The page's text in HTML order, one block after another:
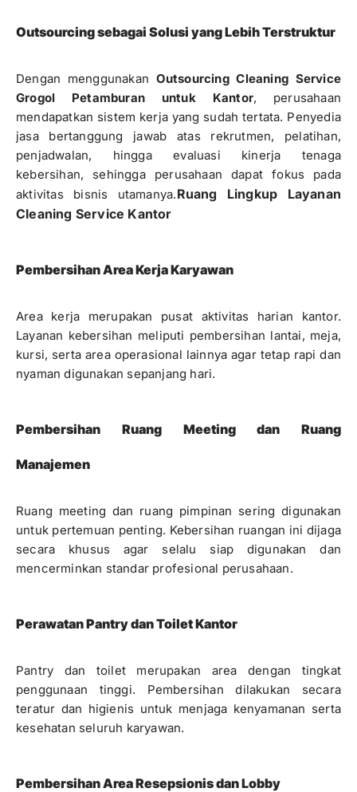
Outsourcing sebagai Solusi yang Lebih Terstruktur
Dengan menggunakan Outsourcing Cleaning Service
Grogol Petamburan untuk Kantor, perusahaan
mendapatkan sistem kerja yang sudah tertata. Penyedia
jasa bertanggung jawab atas rekrutmen, pelatihan,
penjadwalan, hingga evaluasi kinerja tenaga
kebersihan, sehingga perusahaan dapat fokus pada
aktivitas bisnis utamanya.Ruang Lingkup Layanan
Cleaning Service Kantor
Pembersihan Area Kerja Karyawan
Area kerja merupakan pusat aktivitas harian kantor.
Layanan kebersihan meliputi pembersihan lantai, meja,
kursi, serta area operasional lainnya agar tetap rapi dan
nyaman digunakan sepanjang hari.
Pembersihan Ruang Meeting dan Ruang
Manajemen
Ruang meeting dan ruang pimpinan sering digunakan
untuk pertemuan penting. Kebersihan ruangan ini dijaga
secara khusus agar selalu siap digunakan dan
mencerminkan standar profesional perusahaan.
Perawatan Pantry dan Toilet Kantor
Pantry dan toilet merupakan area dengan tingkat
penggunaan tinggi. Pembersihan dilakukan secara
teratur dan higienis untuk menjaga kenyamanan serta
kesehatan seluruh karyawan.
Pembersihan Area Resepsionis dan Lobby